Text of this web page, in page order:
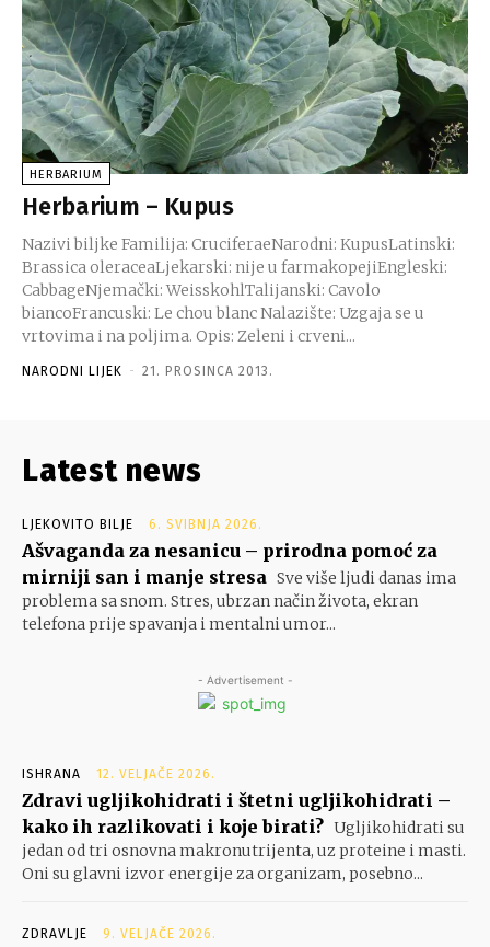
HERBARIUM
Herbarium – Kupus
Nazivi biljke Familija: CruciferaeNarodni: KupusLatinski:
Brassica oleraceaLjekarski: nije u farmakopejiEngleski:
CabbageNjemački: WeisskohlTalijanski: Cavolo
biancoFrancuski: Le chou blanc Nalazište: Uzgaja se u
vrtovima i na poljima. Opis: Zeleni i crveni...
NARODNI LIJEK - 21. PROSINCA 2013.
Latest news
LJEKOVITO BILJE 6. SVIBNJA 2026.
Ašvaganda za nesanicu – prirodna pomoć za
mirniji san i manje stresa Sve više ljudi danas ima
problema sa snom. Stres, ubrzan način života, ekran
telefona prije spavanja i mentalni umor...
- Advertisement -
ISHRANA 12. VELJAČE 2026.
Zdravi ugljikohidrati i štetni ugljikohidrati –
kako ih razlikovati i koje birati? Ugljikohidrati su
jedan od tri osnovna makronutrijenta, uz proteine i masti.
Oni su glavni izvor energije za organizam, posebno...
ZDRAVLJE 9. VELJAČE 2026.